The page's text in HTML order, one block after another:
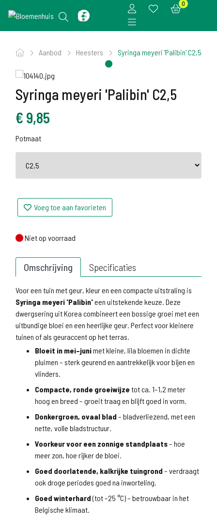
0
Aanbod Heesters Syringa meyeri 'Palibin' C2,5
Syringa meyeri 'Palibin' C2,5
€ 9,85
Potmaat
Voeg toe aan favorieten
Niet op voorraad
Niet op voorraad
Omschrijving Specificaties
Voor een tuin met geur, kleur en een compacte uitstraling is
Syringa meyeri 'Palibin'een uitstekende keuze. Deze
dwergsering uit Korea combineert een bossige groei met een
uitbundige bloei en een heerlijke geur. Perfect voor kleinere
tuinen of als geuraccent op het terras.
Bloeit in mei–junimet kleine, lila bloemen in dichte
pluimen – sterk geurend en aantrekkelijk voor bijen en
vlinders.
Compacte, ronde groeiwijze tot ca. 1–1,2 meter
hoog en breed – groeit traag en blijft goed in vorm.
Donkergroen, ovaal blad – bladverliezend, met een
nette, volle bladstructuur.
Voorkeur voor een zonnige standplaats– hoe
meer zon, hoe rijker de bloei.
Goed doorlatende, kalkrijke tuingrond – verdraagt
ook droge periodes goed na inworteling.
Goed winterhard(tot –25 °C) – betrouwbaar in het
Belgische klimaat.